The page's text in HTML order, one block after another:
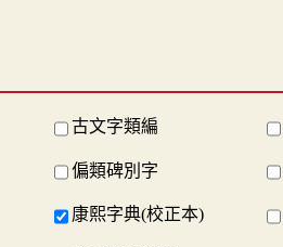
古文字類編
偏類碑別字
康熙字典(校正本)